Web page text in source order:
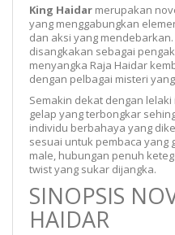
King Haidar merupakan
yang menggabungkan
dan aksi yang
disangkakan sebagai
menyangka Raja Haidar
dengan pelbagai misteri
Semakin dekat dengan
gelap yang terbongkar
individu berbahaya yang
sesuai untuk pembaca yang
male, hubungan penuh
twist yang sukar dijangka.
SINOPSIS
HAIDAR